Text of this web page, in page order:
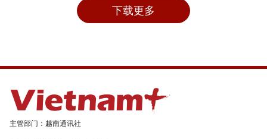
下载更多
主管部门：越南通讯社